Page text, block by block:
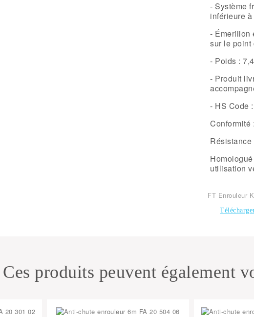
- Système
inférieure à
- Émerillon
sur le point
- Poids :
- Produit
- HS Code :
Conformité :
utilisation
FT Enrouleur
Ces produits peuvent également